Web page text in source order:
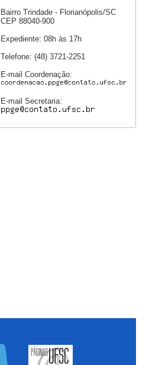
Bairro Trindade - Florianópolis/SC
CEP 88040-900
Expediente: 08h às 17h
Telefone: (48) 3721-2251
E-mail Coordenação:
E-mail Secretaria: